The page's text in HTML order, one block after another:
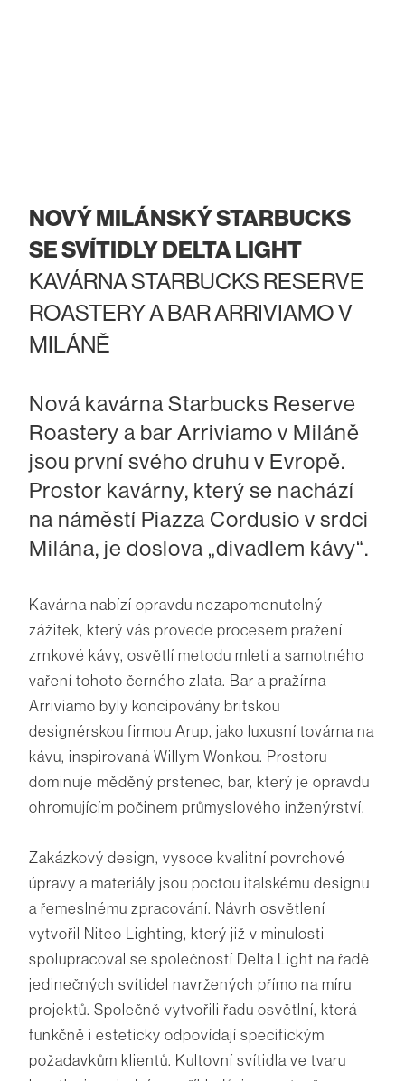
NOVÝ MILÁNSKÝ STARBUCKS
SE SVÍTIDLY DELTA LIGHT
KAVÁRNA STARBUCKS RESERVE
ROASTERY A BAR ARRIVIAMO V
MILÁNĚ
Nová kavárna Starbucks Reserve
Roastery a bar Arriviamo v Miláně
jsou první svého druhu v Evropě.
Prostor kavárny, který se nachází
na náměstí Piazza Cordusio v srdci
Milána, je doslova „divadlem kávy“.
Kavárna nabízí opravdu nezapomenutelný
zážitek, který vás provede procesem pražení
zrnkové kávy, osvětlí metodu mletí a samotného
vaření tohoto černého zlata. Bar a pražírna
Arriviamo byly koncipovány britskou
designérskou firmou Arup, jako luxusní továrna na
kávu, inspirovaná Willym Wonkou. Prostoru
dominuje měděný prstenec, bar, který je opravdu
ohromujícím počinem průmyslového inženýrství.
Zakázkový design, vysoce kvalitní povrchové
úpravy a materiály jsou poctou italskému designu
a řemeslnému zpracování. Návrh osvětlení
vytvořil Niteo Lighting, který již v minulosti
spolupracoval se společností Delta Light na řadě
jedinečných svítidel navržených přímo na míru
projektů. Společně vytvořili řadu osvětlní, která
funkčně i esteticky odpovídají specifickým
požadavkům klientů. Kultovní svítidla ve tvaru